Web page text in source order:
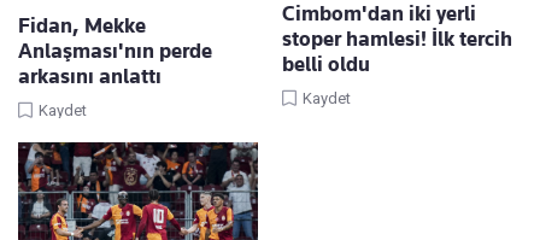
Fidan, Mekke
Anlaşması'nın perde
arkasını anlattı
Kaydet
Cimbom'dan iki yerli
stoper hamlesi! İlk tercih
belli oldu
Kaydet